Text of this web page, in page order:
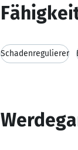
Schadenregulierer